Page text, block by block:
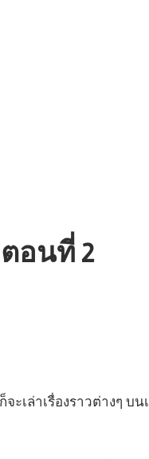
อนที่ 2
เล่าเรื่องราวต่างๆ บน